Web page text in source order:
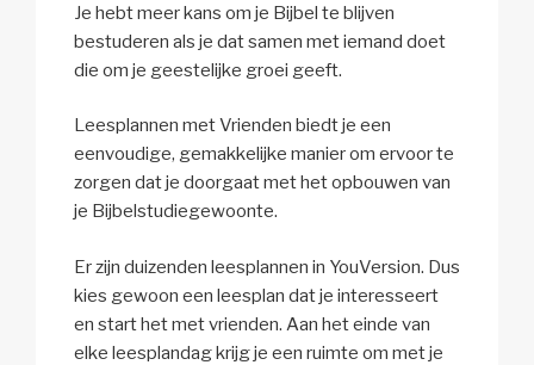
Je hebt meer kans om je Bijbel te blijven
bestuderen als je dat samen met iemand doet
die om je geestelijke groei geeft.
Leesplannen met Vrienden biedt je een
eenvoudige, gemakkelijke manier om ervoor te
zorgen dat je doorgaat met het opbouwen van
je Bijbelstudiegewoonte.
Er zijn duizenden leesplannen in YouVersion. Dus
kies gewoon een leesplan dat je interesseert
en start het met vrienden. Aan het einde van
elke leesplandag krijg je een ruimte om met je